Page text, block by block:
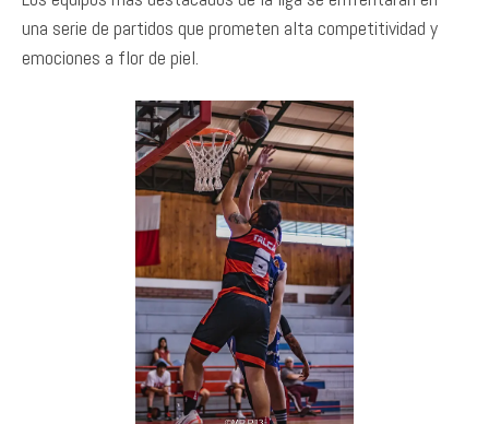
una serie de partidos que prometen alta competitividad y
emociones a flor de piel.